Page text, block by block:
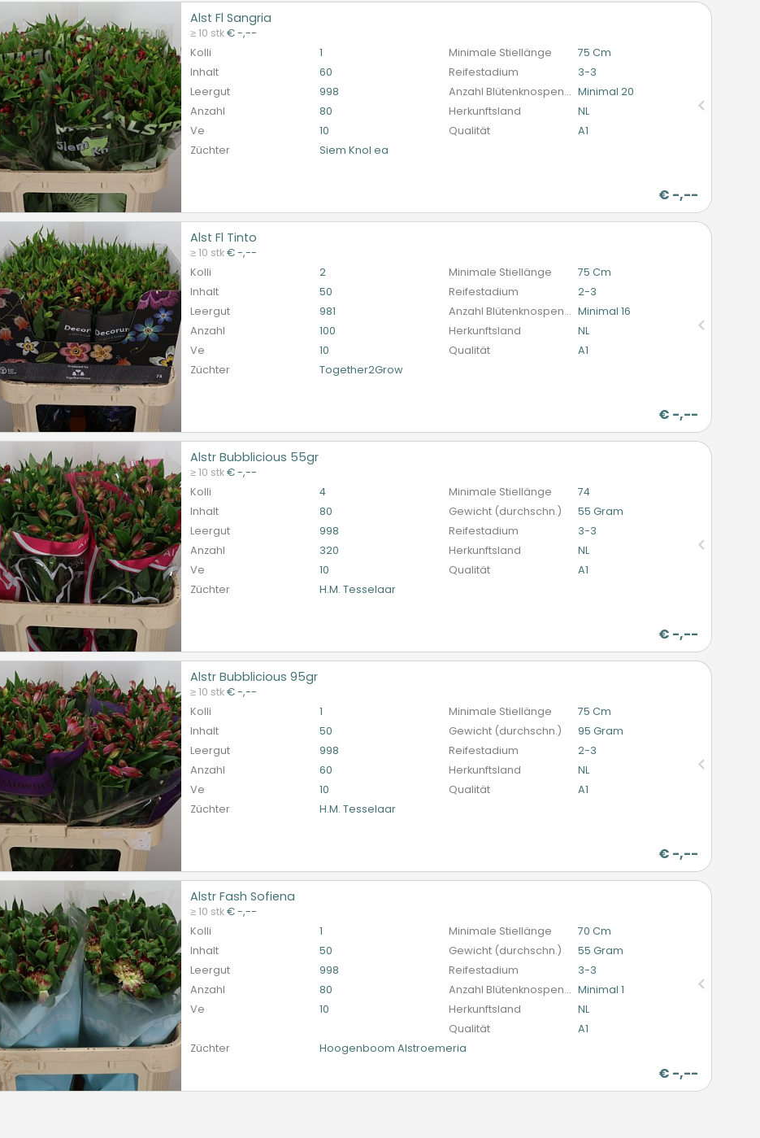
Alst Fl Sangria
≥ 10 stk€ -,--
Kolli
1 Minimale Stiellänge
75 Cm
Inhalt
60 Reifestadium
3-3
Leergut
998 Anzahl Blütenknospen (schnittblumen) Minimal 20
Anzahl
80 Herkunftsland
NL
Ve
10 Qualität
A1
Züchter
Siem Knol ea
€ -,--
Alst Fl Sangria
U moet ingelogd zijn om te kunnen kopen.
Alst Fl Tinto
≥ 10 stk€ -,--
Kolli
2 Minimale Stiellänge
75 Cm
Inhalt
50 Reifestadium
2-3
Leergut
981 Anzahl Blütenknospen (schnittblumen) Minimal 16
Anzahl
100 Herkunftsland
NL
Ve
10 Qualität
A1
Züchter
Together2Grow
€ -,--
Alst Fl Tinto
U moet ingelogd zijn om te kunnen kopen.
Alstr Bubblicious 55gr
≥ 10 stk€ -,--
Kolli
4 Minimale Stiellänge
74
Inhalt
80 Gewicht (durchschn.)
55 Gram
Leergut
998 Reifestadium
3-3
Anzahl
320 Herkunftsland
NL
Ve
10 Qualität
A1
Züchter
H.M. Tesselaar
€ -,--
Alstr Bubblicious 55gr
U moet ingelogd zijn om te kunnen kopen.
Alstr Bubblicious 95gr
≥ 10 stk€ -,--
Kolli
1 Minimale Stiellänge
75 Cm
Inhalt
50 Gewicht (durchschn.)
95 Gram
Leergut
998 Reifestadium
2-3
Anzahl
60 Herkunftsland
NL
Ve
10 Qualität
A1
Züchter
H.M. Tesselaar
€ -,--
Alstr Bubblicious 95gr
U moet ingelogd zijn om te kunnen kopen.
Alstr Fash Sofiena
≥ 10 stk€ -,--
Kolli
1 Minimale Stiellänge
70 Cm
Inhalt
50 Gewicht (durchschn.)
55 Gram
Leergut
998 Reifestadium
3-3
Anzahl
80 Anzahl Blütenknospen (schnittblumen) Minimal 1
Ve
10 Herkunftsland
NL
Qualität
A1
Züchter
Hoogenboom Alstroemeria
€ -,--
Alstr Fash Sofiena
U moet ingelogd zijn om te kunnen kopen.